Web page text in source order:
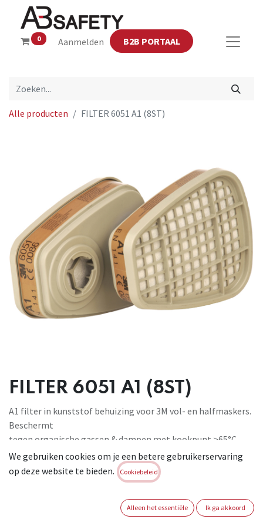
0 Aanmelden B2B PORTAAL
Alle producten FILTER 6051 A1 (8ST)
FILTER 6051 A1 (8ST)
A1 filter in kunststof behuizing voor 3M vol- en halfmaskers.
Beschermt
tegen organische gassen & dampen met kookpunt >65°C.
Stoffilters 5911,
5925 en 5935 kunnen worden gemonteerd op gasfilter mits
We gebruiken cookies om je een betere gebruikerservaring
op deze website te bieden.
Cookiebeleid
Alleen het essentiële Ik ga akkoord